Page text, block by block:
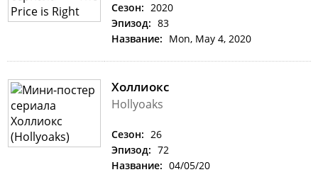
Сезон: 2020
Эпизод: 83
Название: Mon, May 4, 2020
Холлиокс
Hollyoaks
Сезон: 26
Эпизод: 72
Название: 04/05/20